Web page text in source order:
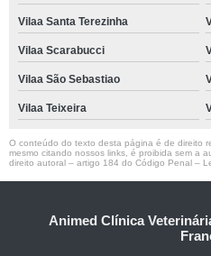
Vilaa Santa Terezinha
Vilaa Scarabucci
Vilaa São Sebastiao
Vilaa Teixeira
O conteúdo do texto desta página é de direito
mesmo citando nossos links, é proibida sem a
direito autoral – artigo 184 do Código Penal –
Animed Clínica